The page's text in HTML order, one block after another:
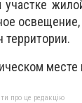
территории.
месте
про це редакцію